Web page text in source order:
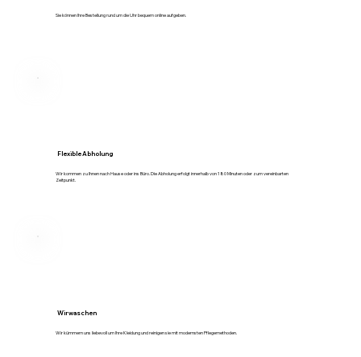
Sie können Ihre Bestellung rund um die Uhr bequem online aufgeben.
Flexible Abholung
Wir kommen zu Ihnen nach Hause oder ins Büro. Die Abholung erfolgt innerhalb von 180 Minuten oder zum vereinbarten
Zeitpunkt.
Wir waschen
Wir kümmern uns liebevoll um Ihre Kleidung und reinigen sie mit modernsten Pflegemethoden.